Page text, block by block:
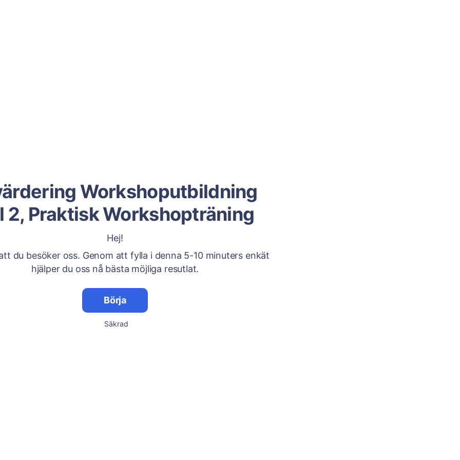
Workshoputbildning
2, Praktisk Workshopträning
Hej!
du besöker oss. Genom att fylla i denna 5-10 minuters enkät
hjälper du oss nå bästa möjliga resutlat.
Börja
Säkrad